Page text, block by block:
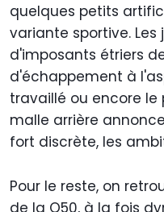
quelques petits
variante sportive.
d'imposants étriers
d'échappement à
travaillé ou encore le
malle arrière
fort discrète, les
Pour le reste, on
de la Q50, à la fois